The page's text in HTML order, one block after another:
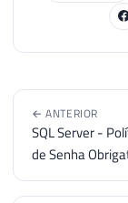
← ANTERIOR
SQL Server -
de Senha